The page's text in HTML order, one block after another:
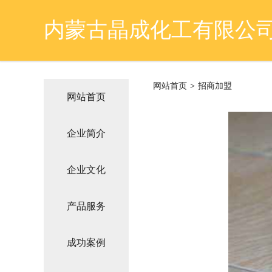
内蒙古晶成化工有限公
网站首页
企业简介
企业文化
产品服务
成功案例
网站首页 > 招商加盟